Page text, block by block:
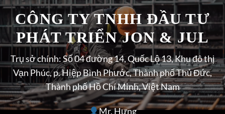
CÔNG TY TNHH ĐẦU TƯ
PHÁT TRIỂN JON & JUL
Trụ sở chính: Số 04 đường 14, Quốc Lộ 13, Khu đô thị
Vạn Phúc, p. Hiệp Bình Phước, Thành phố Thủ Đức,
Thành phố Hồ Chí Minh, Việt Nam
Mr. Hưng